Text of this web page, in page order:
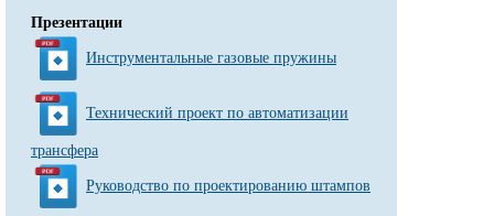
Презентации
Инструментальные газовые пружины
Технический проект по автоматизации
трансфера
Руководство по проектированию штампов